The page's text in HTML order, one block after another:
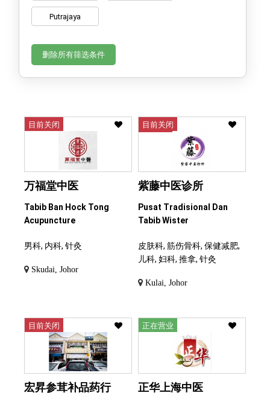
Putrajaya
删除所有筛选条件
目前关闭
万福堂中医
Tabib Ban Hock Tong
Acupuncture
男科, 内科, 针灸
Skudai, Johor
目前关闭
紫藤中医诊所
Pusat Tradisional Dan
Tabib Wister
皮肤科, 筋伤骨科, 保健减肥,
儿科, 妇科, 推拿, 针灸
Kulai, Johor
目前关闭
宏昇参茸补品药行
正在营业
正华上海中医